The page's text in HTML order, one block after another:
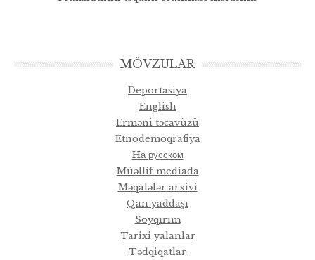
MÖVZULAR
Deportasiya
English
Erməni təcavüzü
Etnodemoqrafiya
Hа русском
Müəllif mediada
Məqalələr arxivi
Qan yaddaşı
Soyqırım
Tarixi yalanlar
Tədqiqatlar